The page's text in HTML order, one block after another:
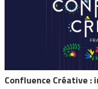
Confluence Créative :